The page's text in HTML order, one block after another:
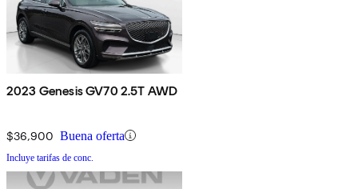
2023 Genesis GV70 2.5T AWD
$36,900 Buena oferta
Incluye tarifas de conc.